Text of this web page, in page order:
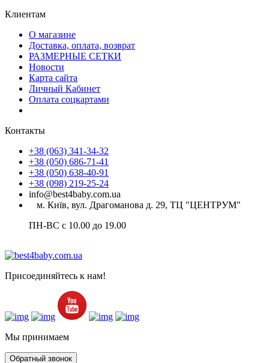
Клиентам
О магазине
Доставка, оплата, возврат
РАЗМЕРНЫЕ СЕТКИ
Новости
Карта сайта
Личный Кабинет
Оплата соцкартами
Контакты
+38 (063) 341-34-32
+38 (050) 686-71-41
+38 (050) 638-40-91
+38 (098) 219-25-24
info@best4baby.com.ua
м. Київ, вул. Драгоманова д. 29, ТЦ "ЦЕНТРУМ"
ПН-ВС с 10.00 до 19.00
Присоединяйтесь к нам!
Мы принимаем
Обратный звонок